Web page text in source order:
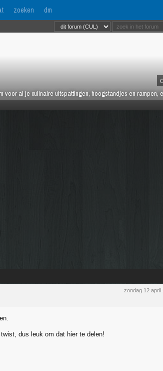
zoeken dm
voor al je culinaire uitspattingen, hoogstandjes en
zondag 12 april
dus leuk om dat hier te delen!